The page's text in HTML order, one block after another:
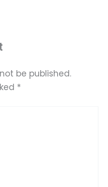
be published.
*